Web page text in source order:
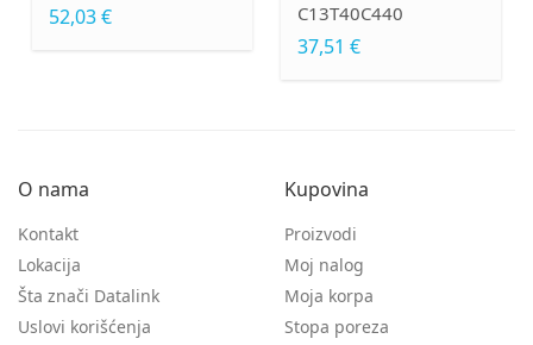
€
C13T40C440
37,51 €
O nama
Kontakt
Lokacija
Šta znači Datalink
Uslovi korišćenja
Kupovina
Proizvodi
Moj nalog
Moja korpa
Stopa poreza